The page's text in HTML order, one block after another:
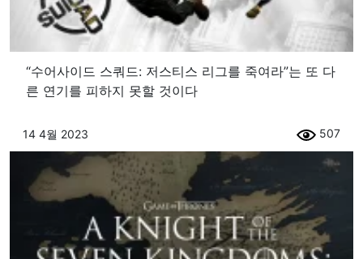
“수어사이드 스쿼드: 저스티스 리그를 죽여라”는 또 다
른 연기를 피하지 못할 것이다
14 4월 2023 507